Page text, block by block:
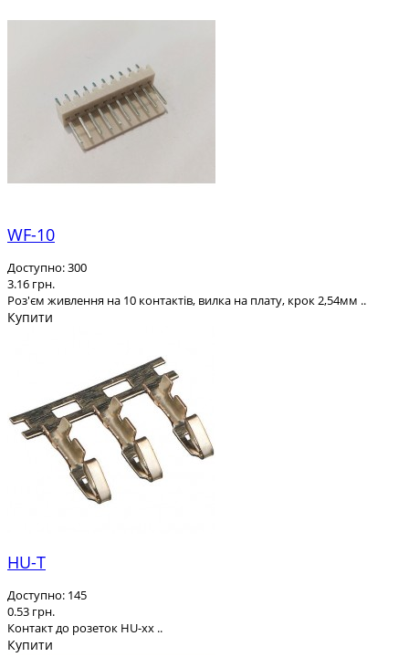
WF-10
Доступно: 300
3.16 грн.
Роз'єм живлення на 10 контактів, вилка на плату, крок 2,54мм ..
Купити
HU-T
Доступно: 145
0.53 грн.
Контакт до розеток HU-xx ..
Купити